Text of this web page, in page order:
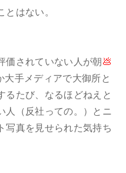
とはない。
価されていない人が朝 💩
大手メディアで大御所と
るたび、なるほどねえと
人（反社っての。）とニ
写真を見せられた気持ち